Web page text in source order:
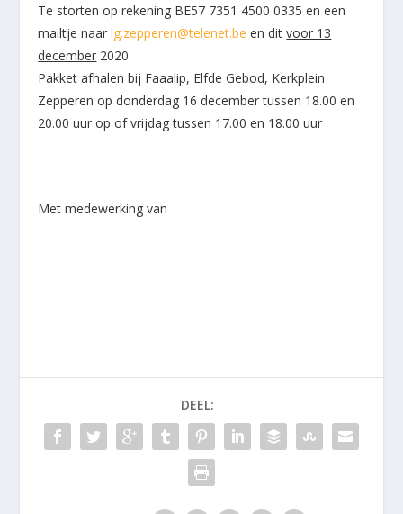
Te storten op rekening BE57 7351 4500 0335 en een
mailtje naarlg.zepperen@telenet.be en ditvoor 13
december 2020.
Pakket afhalen bij Faaalip, Elfde Gebod, Kerkplein
Zepperen op donderdag 16 december tussen 18.00 en
20.00 uur op of vrijdag tussen 17.00 en 18.00 uur
Met medewerking van
DEEL: